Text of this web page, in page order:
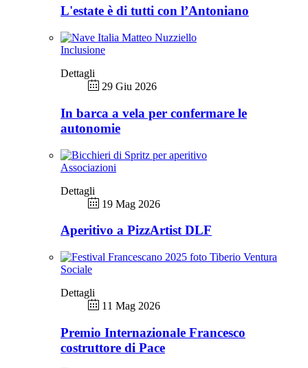
L'estate è di tutti con l’Antoniano
Inclusione
Dettagli
29 Giu 2026
In barca a vela per confermare le
autonomie
Associazioni
Dettagli
19 Mag 2026
Aperitivo a PizzArtist DLF
Sociale
Dettagli
11 Mag 2026
Premio Internazionale Francesco
costruttore di Pace